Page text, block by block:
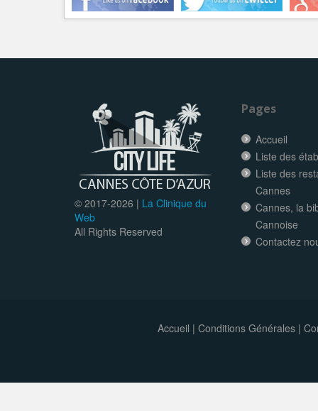
© 2017-2026 | La Clinique du
Web
All Rights Reserved
Pages
Accueil
Liste des
Liste des
Cannes
Cannes, la
Cannoise
Contactez
Accueil | Conditions Générales|